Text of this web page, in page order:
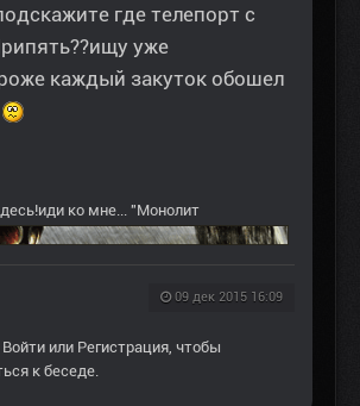
где телепорт с
уже
каждый закуток обошел
ко мне... "Монолит
09 дек 2015 16:09
Войти или Регистрация , чтобы
к беседе.